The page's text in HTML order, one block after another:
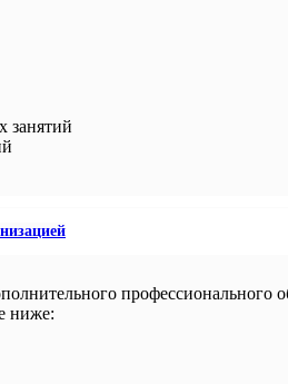
занятий
профессионального
ниже: